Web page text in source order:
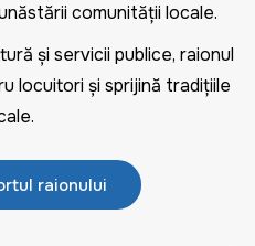
comunității locale.
și servicii publice, raionul
locuitori și sprijină tradițiile
raionului